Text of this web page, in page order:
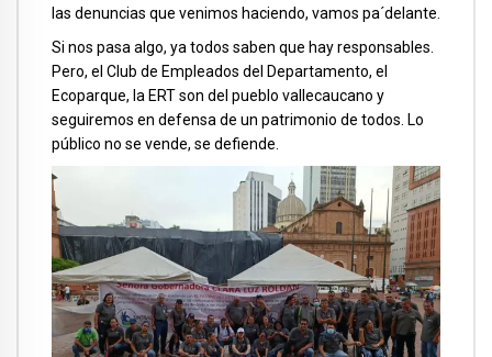
las denuncias que venimos haciendo, vamos pa´delante.
Si nos pasa algo, ya todos saben que hay responsables.
Pero, el Club de Empleados del Departamento, el
Ecoparque, la ERT son del pueblo vallecaucano y
seguiremos en defensa de un patrimonio de todos. Lo
público no se vende, se defiende.